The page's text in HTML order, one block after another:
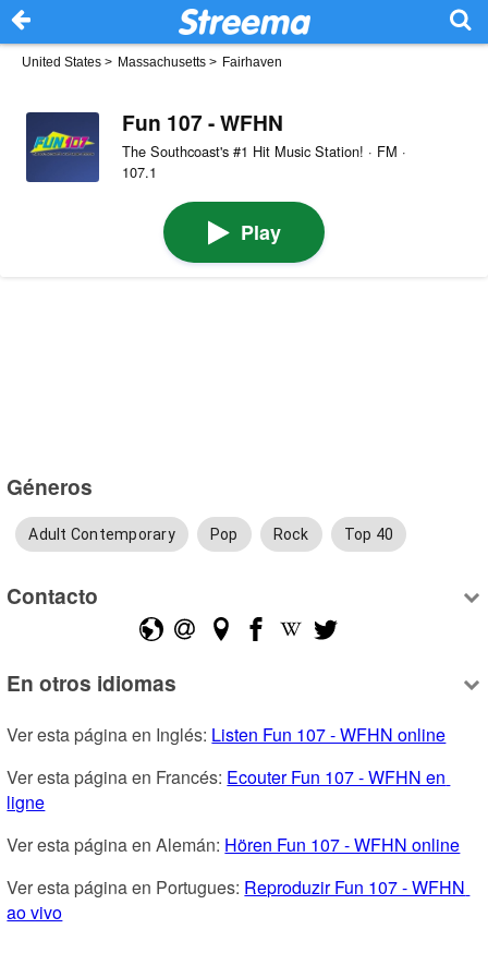
United States > Massachusetts > Fairhaven
Fun 107 - WFHN
The Southcoast's #1 Hit Music Station! · FM ·
107.1
Play
Géneros
Adult Contemporary Pop Rock Top 40
Contacto
En otros idiomas
Ver esta página en Inglés: Listen Fun 107 - WFHN online
Ver esta página en Francés: Ecouter Fun 107 - WFHN en
ligne
Ver esta página en Alemán: Hören Fun 107 - WFHN online
Ver esta página en Portugues: Reproduzir Fun 107 - WFHN
ao vivo